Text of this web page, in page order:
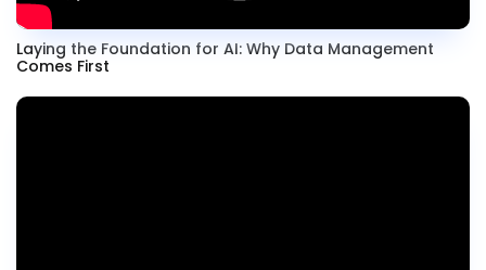
Laying the Foundation for AI: Why Data Management
Comes First